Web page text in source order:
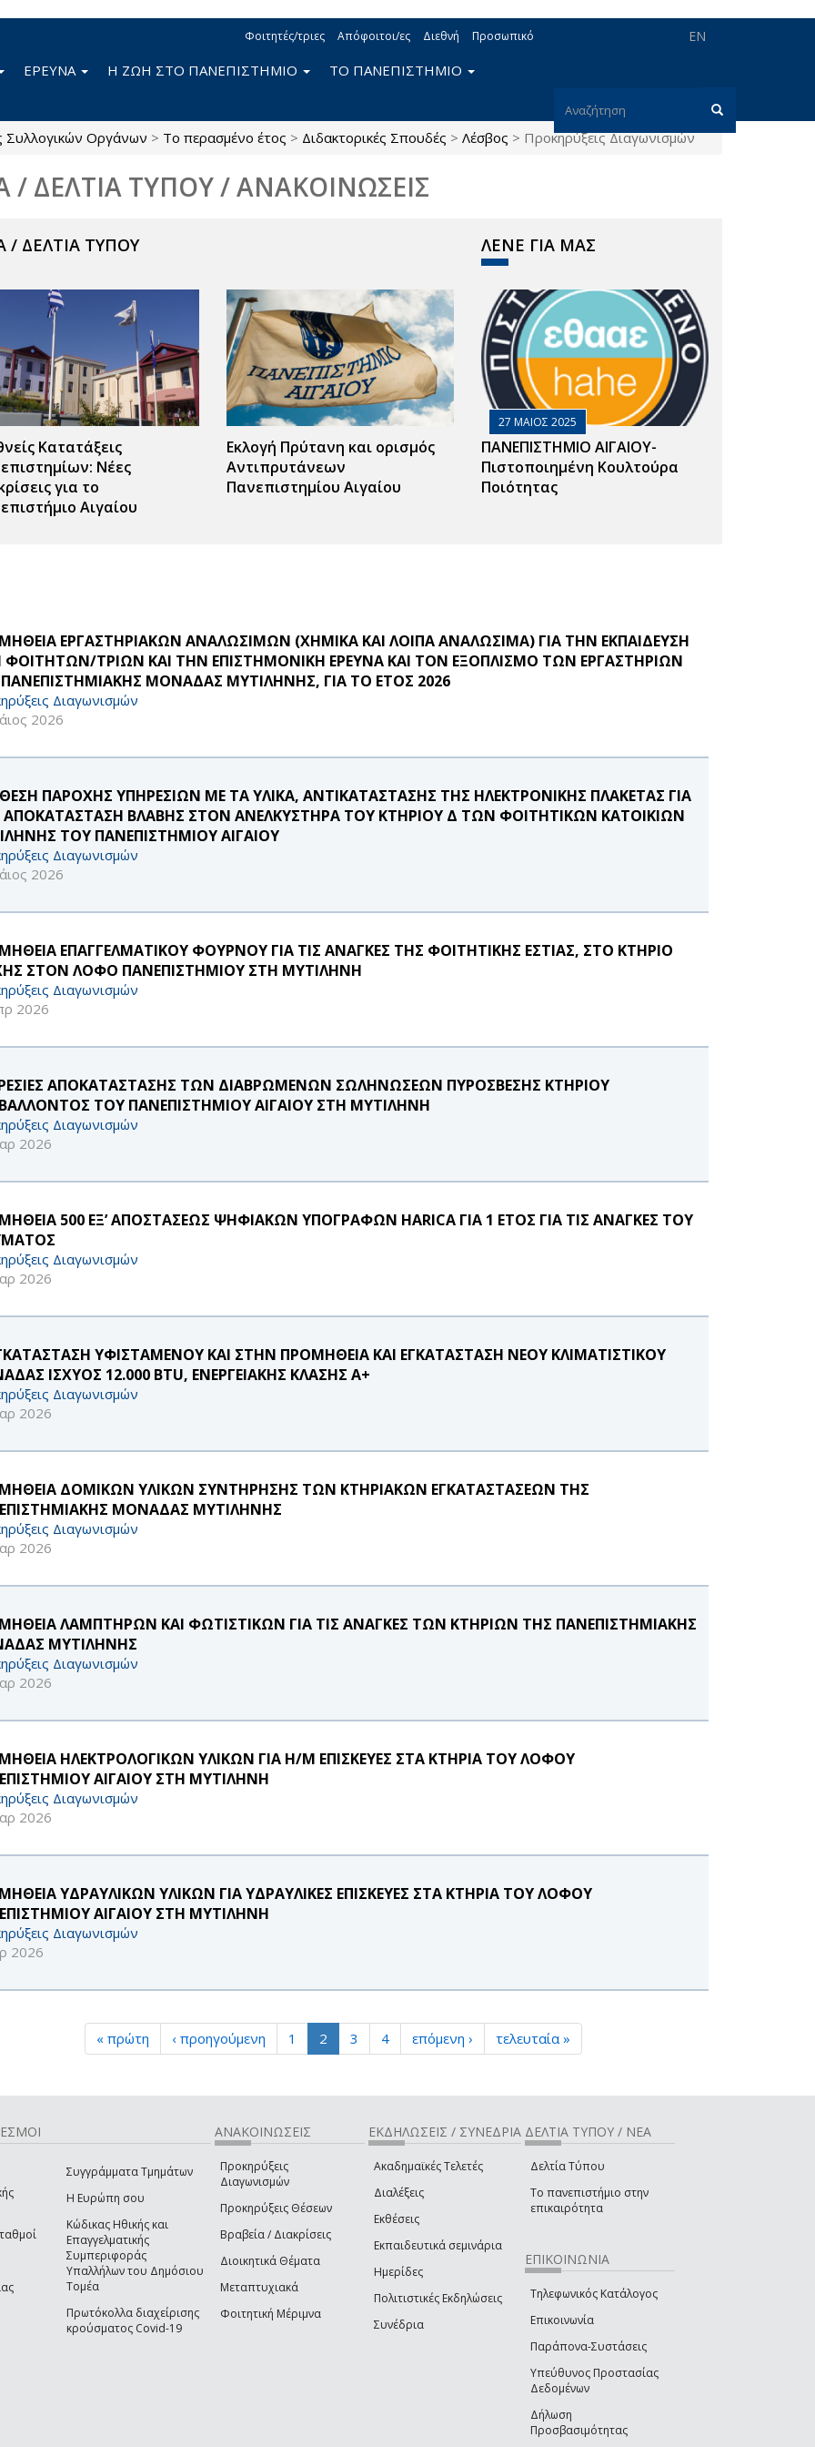
EN
Φοιτητές/τριες Απόφοιτοι/ες Διεθνή Προσωπικό
Φόρμα
αναζήτησης
Αναζήτηση
ΕΡΕΥΝΑ Η ΖΩΗ ΣΤΟ ΠΑΝΕΠΙΣΤΗΜΙΟ ΤΟ ΠΑΝΕΠΙΣΤΗΜΙΟ
Συλλογικών Οργάνων > Το περασμένο έτος > Διδακτορικές Σπουδές > Λέσβος > Προκηρύξεις Διαγωνισμών
/ ΔΕΛΤΙΑ ΤΥΠΟΥ / ΑΝΑΚΟΙΝΩΣΕΙΣ
/ ΔΕΛΤΙΑ ΤΥΠΟΥ
Κατατάξεις
Νέες
για το
Αιγαίου
Εκλογή Πρύτανη και ορισμός
Αντιπρυτάνεων
Πανεπιστημίου Αιγαίου
ΛΕΝΕ ΓΙΑ ΜΑΣ
27 ΜΑΙΟΣ 2025
ΠΑΝΕΠΙΣΤΗΜΙΟ ΑΙΓΑΙΟΥ-
Πιστοποιημένη Κουλτούρα
Ποιότητας
ΕΡΓΑΣΤΗΡΙΑΚΩΝ ΑΝΑΛΩΣΙΜΩΝ (ΧΗΜΙΚΑ ΚΑΙ ΛΟΙΠΑ ΑΝΑΛΩΣΙΜΑ) ΓΙΑ ΤΗΝ ΕΚΠΑΙΔΕΥΣΗ
ΤΡΙΩΝ ΚΑΙ ΤΗΝ ΕΠΙΣΤΗΜΟΝΙΚΗ ΕΡΕΥΝΑ ΚΑΙ ΤΟΝ ΕΞΟΠΛΙΣΜΟ ΤΩΝ ΕΡΓΑΣΤΗΡΙΩΝ
ΜΟΝΑΔΑΣ ΜΥΤΙΛΗΝΗΣ, ΓΙΑ ΤΟ ΕΤΟΣ 2026
Διαγωνισμών
2026
ΠΑΡΟΧΗΣ ΥΠΗΡΕΣΙΩΝ ΜΕ ΤΑ ΥΛΙΚΑ, ΑΝΤΙΚΑΤΑΣΤΑΣΗΣ ΤΗΣ ΗΛΕΚΤΡΟΝΙΚΗΣ ΠΛΑΚΕΤΑΣ ΓΙΑ
ΒΛΑΒΗΣ ΣΤΟΝ ΑΝΕΛΚΥΣΤΗΡΑ ΤΟΥ ΚΤΗΡΙΟΥ Δ ΤΩΝ ΦΟΙΤΗΤΙΚΩΝ ΚΑΤΟΙΚΙΩΝ
ΤΟΥ ΠΑΝΕΠΙΣΤΗΜΙΟΥ ΑΙΓΑΙΟΥ
Διαγωνισμών
2026
ΕΠΑΓΓΕΛΜΑΤΙΚΟΥ ΦΟΥΡΝΟΥ ΓΙΑ ΤΙΣ ΑΝΑΓΚΕΣ ΤΗΣ ΦΟΙΤΗΤΙΚΗΣ ΕΣΤΙΑΣ, ΣΤΟ ΚΤΗΡΙΟ
ΣΤΟΝ ΛΟΦΟ ΠΑΝΕΠΙΣΤΗΜΙΟΥ ΣΤΗ ΜΥΤΙΛΗΝΗ
Διαγωνισμών
2026
ΑΠΟΚΑΤΑΣΤΑΣΗΣ ΤΩΝ ΔΙΑΒΡΩΜΕΝΩΝ ΣΩΛΗΝΩΣΕΩΝ ΠΥΡΟΣΒΕΣΗΣ ΚΤΗΡΙΟΥ
ΤΟΥ ΠΑΝΕΠΙΣΤΗΜΙΟΥ ΑΙΓΑΙΟΥ ΣΤΗ ΜΥΤΙΛΗΝΗ
Διαγωνισμών
2026
500 ΕΞ’ ΑΠΟΣΤΑΣΕΩΣ ΨΗΦΙΑΚΩΝ ΥΠΟΓΡΑΦΩΝ HARICA ΓΙΑ 1 ΕΤΟΣ ΓΙΑ ΤΙΣ ΑΝΑΓΚΕΣ ΤΟΥ
Διαγωνισμών
2026
ΥΦΙΣΤΑΜΕΝΟΥ ΚΑΙ ΣΤΗΝ ΠΡΟΜΗΘΕΙΑ ΚΑΙ ΕΓΚΑΤΑΣΤΑΣΗ ΝΕΟΥ ΚΛΙΜΑΤΙΣΤΙΚΟΥ
ΙΣΧΥΟΣ 12.000 BTU, ΕΝΕΡΓΕΙΑΚΗΣ ΚΛΑΣΗΣ Α+
Διαγωνισμών
2026
ΔΟΜΙΚΩΝ ΥΛΙΚΩΝ ΣΥΝΤΗΡΗΣΗΣ ΤΩΝ ΚΤΗΡΙΑΚΩΝ ΕΓΚΑΤΑΣΤΑΣΕΩΝ ΤΗΣ
ΜΟΝΑΔΑΣ ΜΥΤΙΛΗΝΗΣ
Διαγωνισμών
2026
ΛΑΜΠΤΗΡΩΝ ΚΑΙ ΦΩΤΙΣΤΙΚΩΝ ΓΙΑ ΤΙΣ ΑΝΑΓΚΕΣ ΤΩΝ ΚΤΗΡΙΩΝ ΤΗΣ ΠΑΝΕΠΙΣΤΗΜΙΑΚΗΣ
ΜΥΤΙΛΗΝΗΣ
Διαγωνισμών
2026
ΗΛΕΚΤΡΟΛΟΓΙΚΩΝ ΥΛΙΚΩΝ ΓΙΑ Η/Μ ΕΠΙΣΚΕΥΕΣ ΣΤΑ ΚΤΗΡΙΑ ΤΟΥ ΛΟΦΟΥ
ΑΙΓΑΙΟΥ ΣΤΗ ΜΥΤΙΛΗΝΗ
Διαγωνισμών
2026
ΥΔΡΑΥΛΙΚΩΝ ΥΛΙΚΩΝ ΓΙΑ ΥΔΡΑΥΛΙΚΕΣ ΕΠΙΣΚΕΥΕΣ ΣΤΑ ΚΤΗΡΙΑ ΤΟΥ ΛΟΦΟΥ
ΑΙΓΑΙΟΥ ΣΤΗ ΜΥΤΙΛΗΝΗ
Διαγωνισμών
2026
« πρώτη ‹ προηγούμενη 1 2 3 4 επόμενη › τελευταία »
Συγγράμματα Τμημάτων
Η Ευρώπη σου
Κώδικας Ηθικής και
Επαγγελματικής
Συμπεριφοράς
Υπαλλήλων του Δημόσιου
Τομέα
Πρωτόκολλα διαχείρισης
κρούσματος Covid-19
ΑΝΑΚΟΙΝΩΣΕΙΣ
Προκηρύξεις
Διαγωνισμών
Προκηρύξεις Θέσεων
Βραβεία / Διακρίσεις
Διοικητικά Θέματα
Μεταπτυχιακά
Φοιτητική Μέριμνα
ΕΚΔΗΛΩΣΕΙΣ / ΣΥΝΕΔΡΙΑ
Ακαδημαϊκές Τελετές
Διαλέξεις
Εκθέσεις
Εκπαιδευτικά σεμινάρια
Ημερίδες
Πολιτιστικές Εκδηλώσεις
Συνέδρια
ΔΕΛΤΙΑ ΤΥΠΟΥ / ΝΕΑ
Δελτία Τύπου
Το πανεπιστήμιο στην
επικαιρότητα
ΕΠΙΚΟΙΝΩΝΙΑ
Τηλεφωνικός Κατάλογος
Επικοινωνία
Παράπονα-Συστάσεις
Υπεύθυνος Προστασίας
Δεδομένων
Δήλωση
Προσβασιμότητας